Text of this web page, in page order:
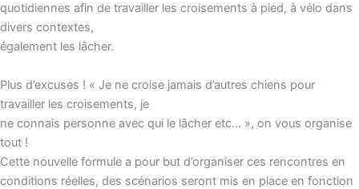
quotidiennes afin de travailler les croisements à pied, à vélo dans
divers contextes,
également les lâcher.
Plus d’excuses ! « Je ne croise jamais d’autres chiens pour
travailler les croisements, je
ne connais personne avec qui le lâcher etc… », on vous organise
tout !
Cette nouvelle formule a pour but d’organiser ces rencontres en
conditions réelles, des scénarios seront mis en place en fonction